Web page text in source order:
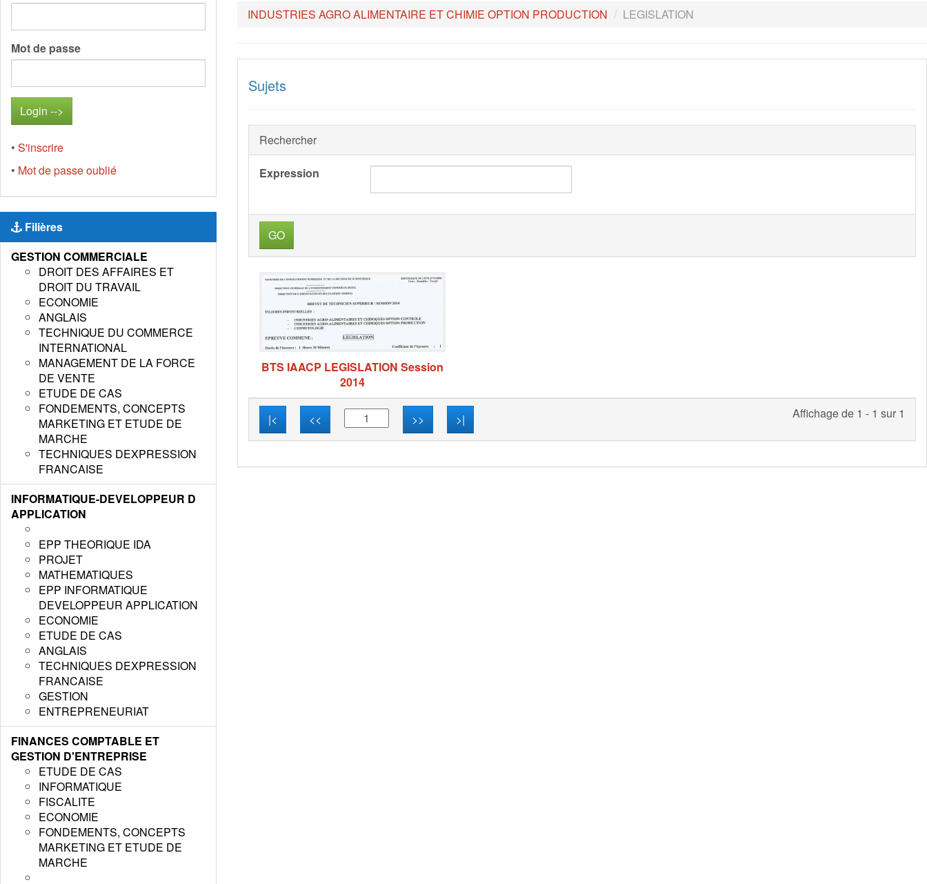
Mot de passe
• S'inscrire
• Mot de passe oublié
Filières
GESTION COMMERCIALE
DROIT DES AFFAIRES ET
DROIT DU TRAVAIL
ECONOMIE
ANGLAIS
TECHNIQUE DU COMMERCE
INTERNATIONAL
MANAGEMENT DE LA FORCE
DE VENTE
ETUDE DE CAS
FONDEMENTS, CONCEPTS
MARKETING ET ETUDE DE
MARCHE
TECHNIQUES DEXPRESSION
FRANCAISE
INFORMATIQUE-DEVELOPPEUR D
APPLICATION
EPP THEORIQUE IDA
PROJET
MATHEMATIQUES
EPP INFORMATIQUE
DEVELOPPEUR APPLICATION
ECONOMIE
ETUDE DE CAS
ANGLAIS
TECHNIQUES DEXPRESSION
FRANCAISE
GESTION
ENTREPRENEURIAT
FINANCES COMPTABLE ET
GESTION D'ENTREPRISE
ETUDE DE CAS
INFORMATIQUE
FISCALITE
ECONOMIE
FONDEMENTS, CONCEPTS
MARKETING ET ETUDE DE
MARCHE
INDUSTRIES AGRO ALIMENTAIRE ET CHIMIE OPTION PRODUCTION LEGISLATION
Sujets
Rechercher
Expression
GO
BTS IAACP LEGISLATION Session
2014
|< << >> >| Affichage de 1 - 1 sur 1